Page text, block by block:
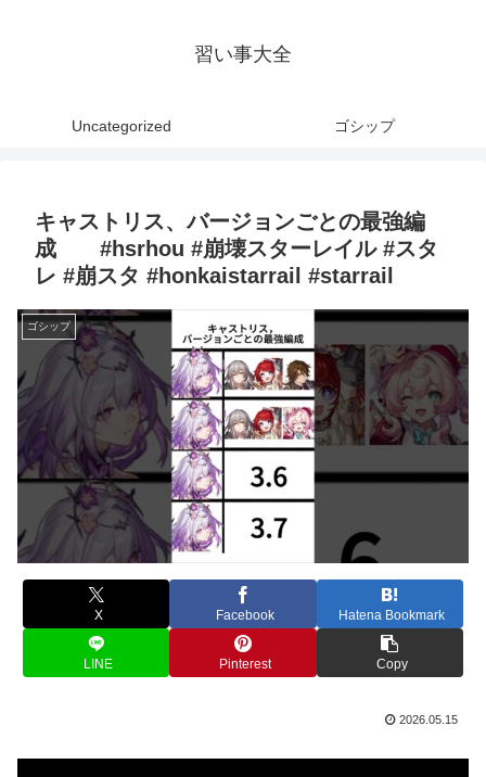
習い事大全
Uncategorized ゴシップ
キャストリス、バージョンごとの最強編
成 #hsrhou #崩壊スターレイル #スタ
レ #崩スタ #honkaistarrail #starrail
ゴシップ
X Facebook Hatena Bookmark
LINE Pinterest Copy
2026.05.15